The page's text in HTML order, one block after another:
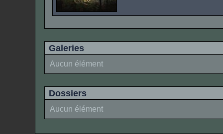
Galeries
Aucun élément
Dossiers
Aucun élément